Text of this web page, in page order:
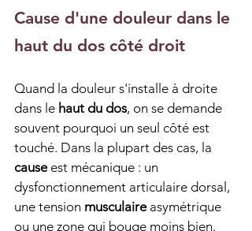
Cause d'une douleur dans le
haut du dos côté droit
Quand la douleur s'installe à droite
dans le haut du dos, on se demande
souvent pourquoi un seul côté est
touché. Dans la plupart des cas, la
cause est mécanique : un
dysfonctionnement articulaire dorsal,
une tension musculaire asymétrique
ou une zone qui bouge moins bien.